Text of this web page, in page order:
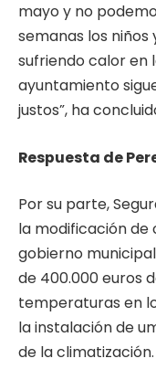
mayo y no
semanas los niños
sufriendo calor en
ayuntamiento
justos”, ha
Respuesta de
Por su parte,
la modificación
gobierno
de 400.000 euros
temperaturas en
la instalación de
de la climatización.